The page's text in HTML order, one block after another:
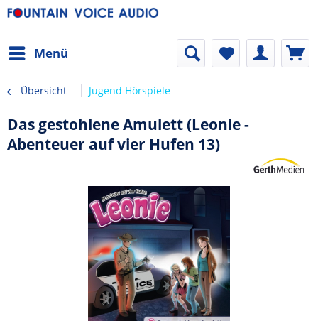
Menü
Übersicht Jugend Hörspiele
Das gestohlene Amulett (Leonie -
Abenteuer auf vier Hufen 13)